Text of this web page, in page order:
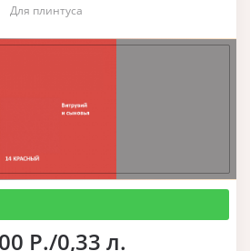
Для плинтуса
Р./0,33 л.